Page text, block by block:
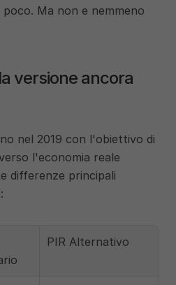
Ma non e nemmeno
versione ancora
nel 2019 con l'obiettivo di
l'economia reale
differenze principali
PIR Alternativo